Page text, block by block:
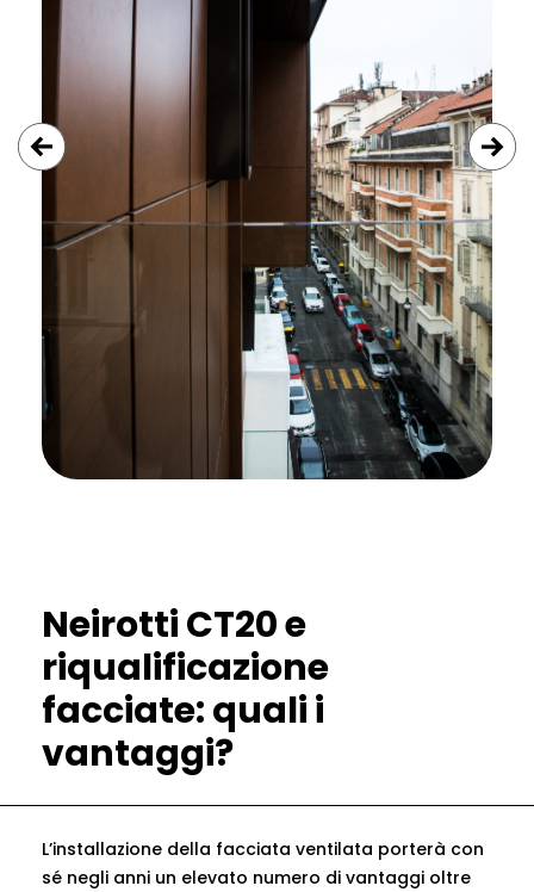
Neirotti CT20 e
riqualificazione
facciate: quali i
vantaggi?
L’installazione della facciata ventilata porterà con
sé negli anni un elevato numero di vantaggi oltre